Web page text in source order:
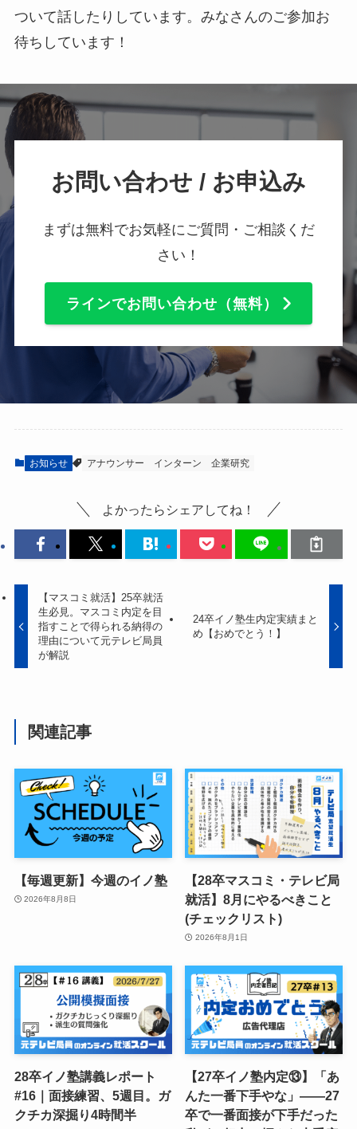
ついて話したりしています。みなさんのご参加お
待ちしています！
お問い合わせ / お申込み
まずは無料でお気軽にご質問・ご相談くだ
さい！
ラインでお問い合わせ（無料）
お知らせ アナウンサー インターン 企業研究
よかったらシェアしてね！
【マスコミ就活】25卒就活
生必見。マスコミ内定を目
指すことで得られる納得の
理由について元テレビ局員
が解説
24卒イノ塾生内定実績まと
め【おめでとう！】
関連記事
【毎週更新】今週のイノ塾
2026年8月8日
【28卒マスコミ・テレビ局
就活】8月にやるべきこと
(チェックリスト)
2026年8月1日
28卒イノ塾講義レポート
#16｜面接練習、5週目。ガ
クチカ深掘り4時間半
【27卒イノ塾内定⑬】「あ
んた一番下手やな」——27
卒で一番面接が下手だった